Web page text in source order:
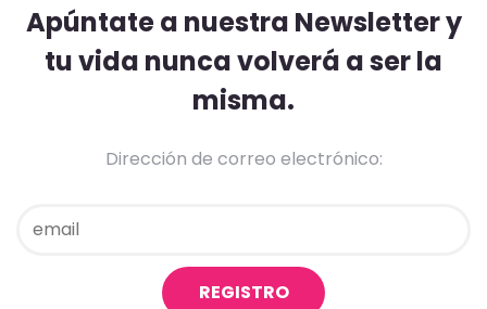
Apúntate a nuestra Newsletter y
tu vida nunca volverá a ser la
misma.
Dirección de correo electrónico: